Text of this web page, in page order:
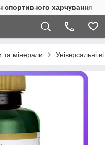
спортивного харчування
та мінерали Універсальні